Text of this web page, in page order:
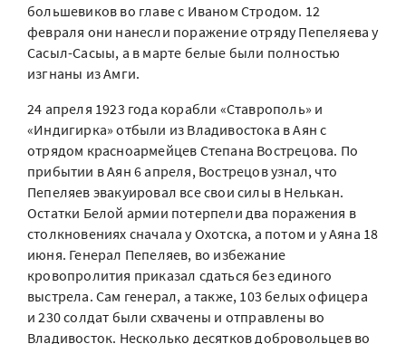
большевиков во главе с Иваном Стродом. 12
февраля они нанесли поражение отряду Пепеляева у
Сасыл-Сасыы, а в марте белые были полностью
изгнаны из Амги.
24 апреля 1923 года корабли «Ставрополь» и
«Индигирка» отбыли из Владивостока в Аян с
отрядом красноармейцев Степана Вострецова. По
прибытии в Аян 6 апреля, Вострецов узнал, что
Пепеляев эвакуировал все свои силы в Нелькан.
Остатки Белой армии потерпели два поражения в
столкновениях сначала у Охотска, а потом и у Аяна 18
июня. Генерал Пепеляев, во избежание
кровопролития приказал сдаться без единого
выстрела. Сам генерал, а также, 103 белых офицера
и 230 солдат были схвачены и отправлены во
Владивосток. Несколько десятков добровольцев во